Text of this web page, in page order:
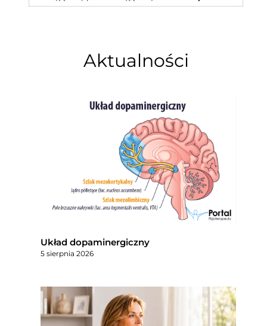
Aktualności
Układ dopaminergiczny
5 sierpnia 2026